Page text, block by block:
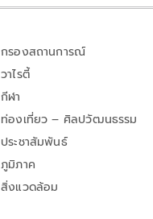
กรองสถานการณ์
วาไรตี้
กีฬา
ท่องเที่ยว – ศิลปวัฒนธรรม
ประชาสัมพันธ์
ภูมิภาค
สิ่งแวดล้อม